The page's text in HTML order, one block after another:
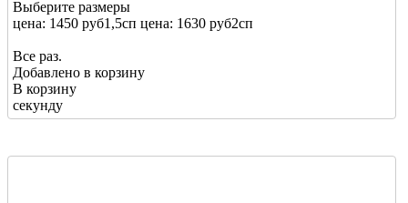
Выберите размеры
цена: 1450 руб1,5сп цена: 1630 руб2сп
Все раз.
Добавлено в корзину
В корзину
секунду